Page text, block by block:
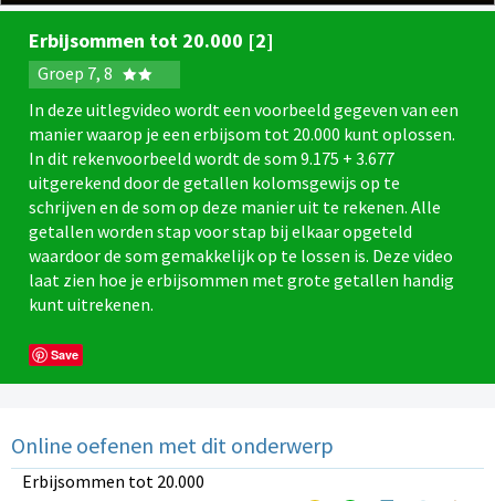
Erbijsommen tot 20.000 [2]
Groep 7, 8
In deze uitlegvideo wordt een voorbeeld gegeven van een
manier waarop je een erbijsom tot 20.000 kunt oplossen.
In dit rekenvoorbeeld wordt de som 9.175 + 3.677
uitgerekend door de getallen kolomsgewijs op te
schrijven en de som op deze manier uit te rekenen. Alle
getallen worden stap voor stap bij elkaar opgeteld
waardoor de som gemakkelijk op te lossen is. Deze video
laat zien hoe je erbijsommen met grote getallen handig
kunt uitrekenen.
Save
Online oefenen met dit onderwerp
Erbijsommen tot 20.000